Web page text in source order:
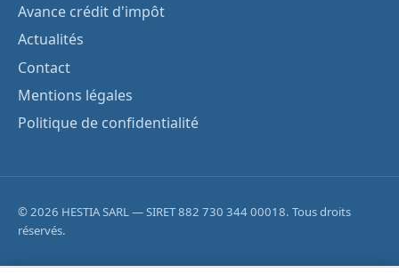
Avance crédit d'impôt
Actualités
Contact
Mentions légales
Politique de confidentialité
© 2026 HESTIA SARL — SIRET 882 730 344 00018. Tous droits
réservés.